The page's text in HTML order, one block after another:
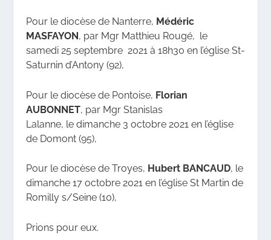
Pour le diocèse de Nanterre, Médéric
MASFAYON, par Mgr Matthieu Rougé, le
samedi 25 septembre 2021 à 18h30 en l’église St-
Saturnin d’Antony (92),
Pour le diocèse de Pontoise, Florian
AUBONNET, par Mgr Stanislas
Lalanne, le dimanche 3 octobre 2021 en l’église
de Domont (95),
Pour le diocèse de Troyes, Hubert BANCAUD, le
dimanche 17 octobre 2021 en l’église St Martin de
Romilly s/Seine (10),
Prions pour eux.